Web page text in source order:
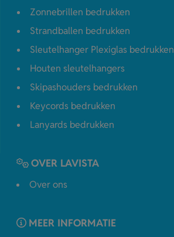
Zonnebrillen bedrukken
Strandballen bedrukken
Sleutelhanger Plexiglas bedrukken
Houten sleutelhangers
Skipashouders bedrukken
Keycords bedrukken
Lanyards bedrukken
OVER LAVISTA
Over ons
MEER INFORMATIE